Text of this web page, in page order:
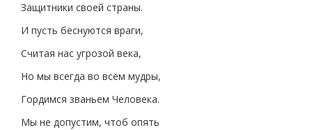
Защитники своей страны.
И пусть беснуются враги,
Считая нас угрозой века,
Но мы всегда во всём мудры,
Гордимся званьем Человека.
Мы не допустим, чтоб опять